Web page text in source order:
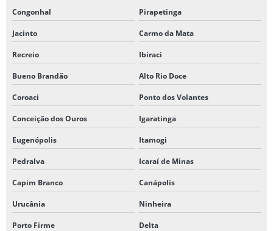
Congonhal Pirapetinga
Jacinto Carmo da Mata
Recreio Ibiraci
Bueno Brandão Alto Rio Doce
Coroaci Ponto dos Volantes
Conceição dos Ouros Igaratinga
Eugenópolis Itamogi
Pedralva Icaraí de Minas
Capim Branco Canápolis
Urucânia Ninheira
Porto Firme Delta